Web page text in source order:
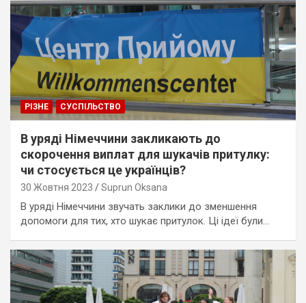
РІЗНЕ СУСПІЛЬСТВО
В уряді Німеччини закликають до
скорочення виплат для шукачів притулку:
чи стосується це українців?
30 Жовтня 2023 Suprun Oksana
В уряді Німеччини звучать заклики до зменшення
допомоги для тих, хто шукає притулок. Ці ідеї були…